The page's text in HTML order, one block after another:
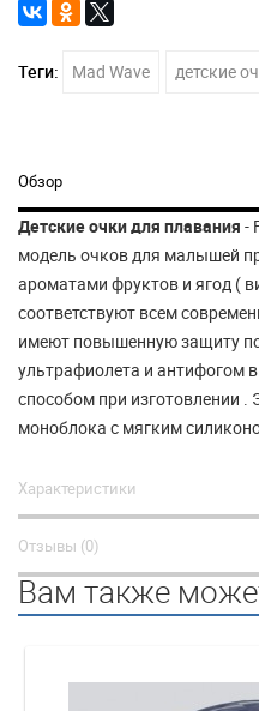
Теги: Mad Wave детские
Обзор
Детские очки для плавания -
модель очков для малышей
ароматами фруктов и ягод (
соответствуют всем
имеют повышенную защиту
ультрафиолета и антифогом
способом при изготовлении
моноблока с мягким
Характеристики
Отзывы (0)
Вам также